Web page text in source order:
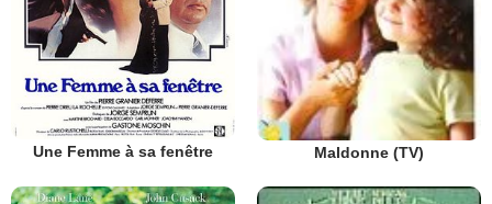
Une Femme à sa fenêtre Maldonne (TV)